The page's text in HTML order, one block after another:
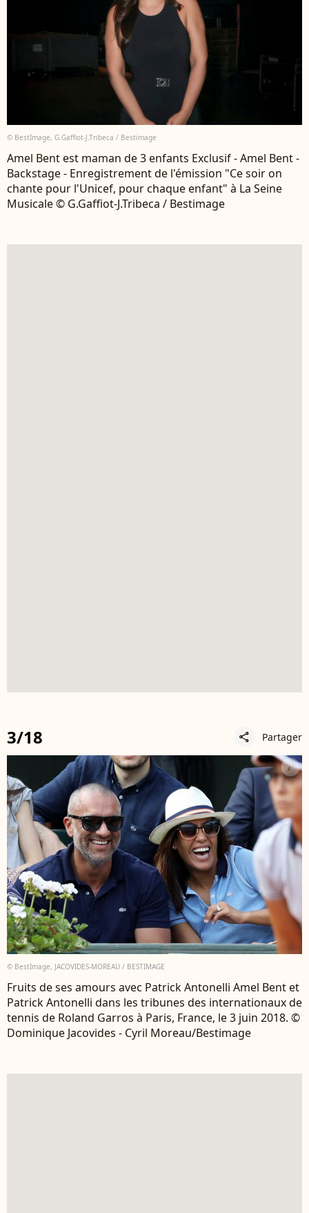
© BestImage, G.Gaffiot-J.Tribeca / Bestimage
Amel Bent est maman de 3 enfants Exclusif - Amel Bent -
Backstage - Enregistrement de l'émission "Ce soir on
chante pour l'Unicef, pour chaque enfant" à La Seine
Musicale © G.Gaffiot-J.Tribeca / Bestimage
3/18 share Partager
© BestImage, JACOVIDES-MOREAU / BESTIMAGE
Fruits de ses amours avec Patrick Antonelli Amel Bent et
Patrick Antonelli dans les tribunes des internationaux de
tennis de Roland Garros à Paris, France, le 3 juin 2018. ©
Dominique Jacovides - Cyril Moreau/Bestimage